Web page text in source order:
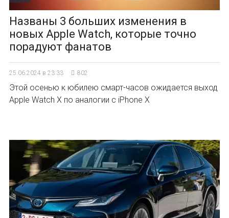
Названы 3 больших изменения в
новых Apple Watch, которые точно
порадуют фанатов
25.06.2024 в 23:33 802
Этой осенью к юбилею смарт-часов ожидается выход
Apple Watch X по аналогии с iPhone X